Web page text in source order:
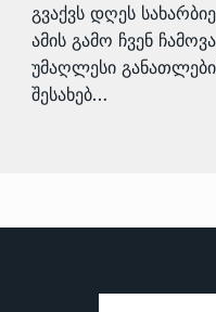
გვაქვს დღეს
ამის გამო ჩვენ
უმაღლესი
შესახებ…